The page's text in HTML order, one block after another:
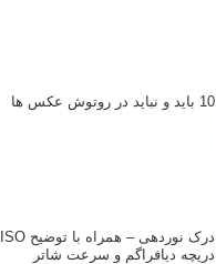
10 باید و نباید در روتوش عکس ها
دریچه دیافراگم و سرعت شاتر